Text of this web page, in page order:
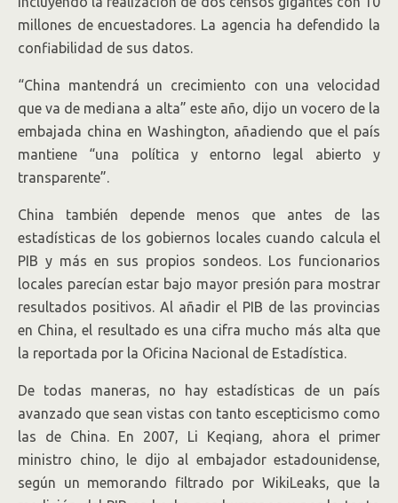
millones de encuestadores. La agencia ha defendido la
confiabilidad de sus datos.
“China mantendrá un crecimiento con una velocidad
que va de mediana a alta” este año, dijo un vocero de la
embajada china en Washington, añadiendo que el país
mantiene “una política y entorno legal abierto y
transparente”.
China también depende menos que antes de las
estadísticas de los gobiernos locales cuando calcula el
PIB y más en sus propios sondeos. Los funcionarios
locales parecían estar bajo mayor presión para mostrar
resultados positivos. Al añadir el PIB de las provincias
en China, el resultado es una cifra mucho más alta que
la reportada por la Oficina Nacional de Estadística.
De todas maneras, no hay estadísticas de un país
avanzado que sean vistas con tanto escepticismo como
las de China. En 2007, Li Keqiang, ahora el primer
ministro chino, le dijo al embajador estadounidense,
según un memorando filtrado por WikiLeaks, que la